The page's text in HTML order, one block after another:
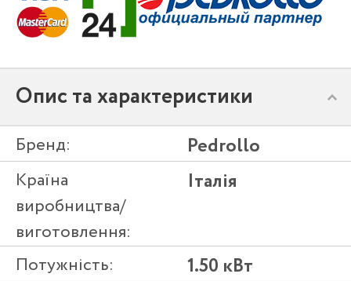
Опис та характеристики
Бренд: Pedrollo
Країна
виробництва/
виготовлення:
Італія
Потужність: 1.50 кВт